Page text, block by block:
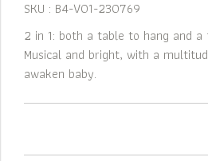
SKU : B4-V01-230769
2 in 1: both a table to hang and
Musical and bright, with a
awaken baby.